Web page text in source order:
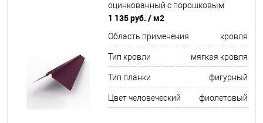
оцинкованный c порошковым
покрытием 0,45мм RAL 4007
1 135 руб. / м2
Область применения кровля
Тип кровли мягкая кровля
Тип планки фигурный
Цвет человеческий фиолетовый